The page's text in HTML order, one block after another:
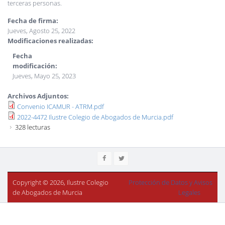
terceras personas.
Fecha de firma:
Jueves, Agosto 25, 2022
Modificaciones realizadas:
Fecha
modificación:
Jueves, Mayo 25, 2023
Archivos Adjuntos:
Convenio ICAMUR - ATRM.pdf
2022-4472 Ilustre Colegio de Abogados de Murcia.pdf
328 lecturas
Copyright © 2026, Ilustre Colegio
de Abogados de Murcia
Protección de Datos y Avisos
Legales